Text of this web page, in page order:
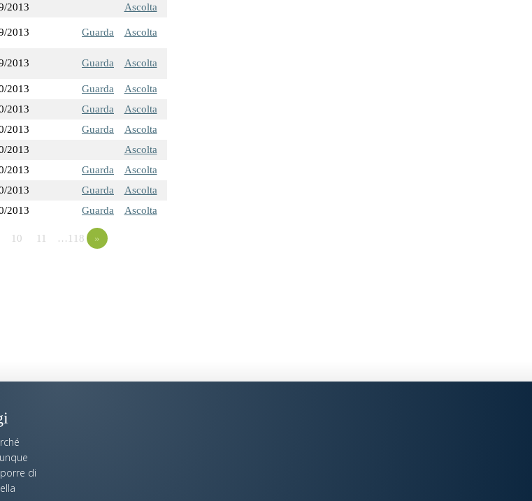
2013 Ascolta
2013 Guarda Ascolta
2013 Guarda Ascolta
2013 Guarda
Ascolta
2013 Guarda
Ascolta
2013 Guarda
Ascolta
2013
Ascolta
2013 Guarda
Ascolta
2013 Guarda
Ascolta
2013 Guarda Ascolta
10 11 …118 »
di